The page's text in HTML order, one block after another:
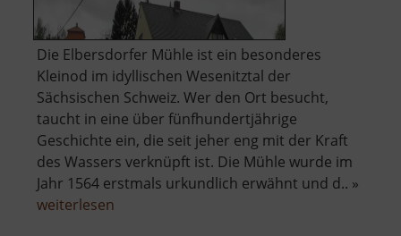
Die Elbersdorfer Mühle ist ein besonderes
Kleinod im idyllischen Wesenitztal der
Sächsischen Schweiz. Wer den Ort besucht,
taucht in eine über fünfhundertjährige
Geschichte ein, die seit jeher eng mit der Kraft
des Wassers verknüpft ist. Die Mühle wurde im
Jahr 1564 erstmals urkundlich erwähnt und d.. »
weiterlesen